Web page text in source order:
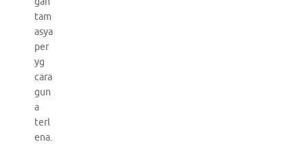
tam
asya
per
yg
cara
gun
a
terl
ena.